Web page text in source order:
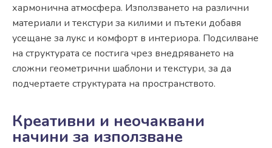
хармонична атмосфера. Използването на различни
материали и текстури за килими и пътеки добавя
усещане за лукс и комфорт в интериора. Подсилване
на структурата се постига чрез внедряването на
сложни геометрични шаблони и текстури, за да
подчертаете структурата на пространството.
Креативни и неочаквани
начини за използване